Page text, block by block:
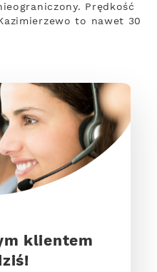
Prędkość
to nawet 30
klientem